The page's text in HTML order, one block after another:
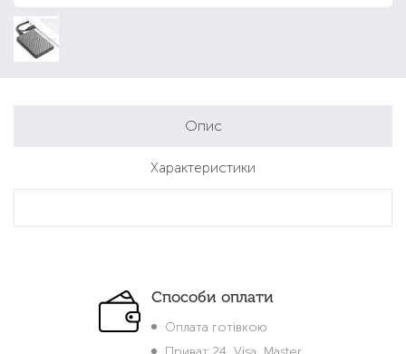
Опис
Характеристики
Способи оплати
Оплата готівкою